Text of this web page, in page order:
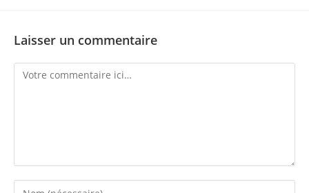
Laisser un commentaire